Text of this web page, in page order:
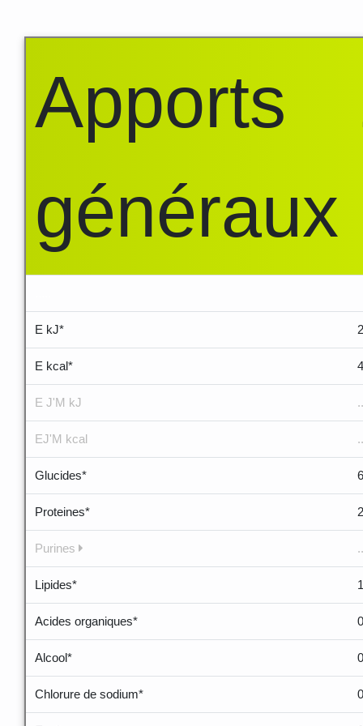
Apports
généraux
E kJ*
E kcal*
E J'M kJ
EJ'M kcal
Glucides*
Proteines*
Purines
Lipides*
Acides organiques*
Alcool*
Chlorure de sodium*